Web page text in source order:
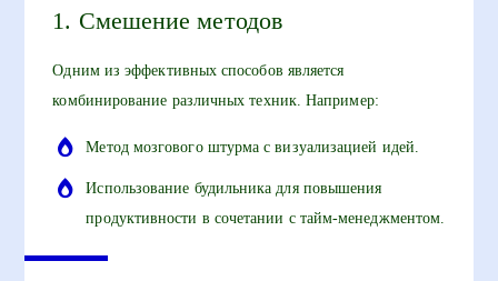
1. Смешение методов
Одним из эффективных способов является
комбинирование различных техник. Например:
Метод мозгового штурма с визуализацией идей.
Использование будильника для повышения
продуктивности в сочетании с тайм-менеджментом.